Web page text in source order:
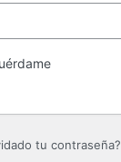
tu contraseña?